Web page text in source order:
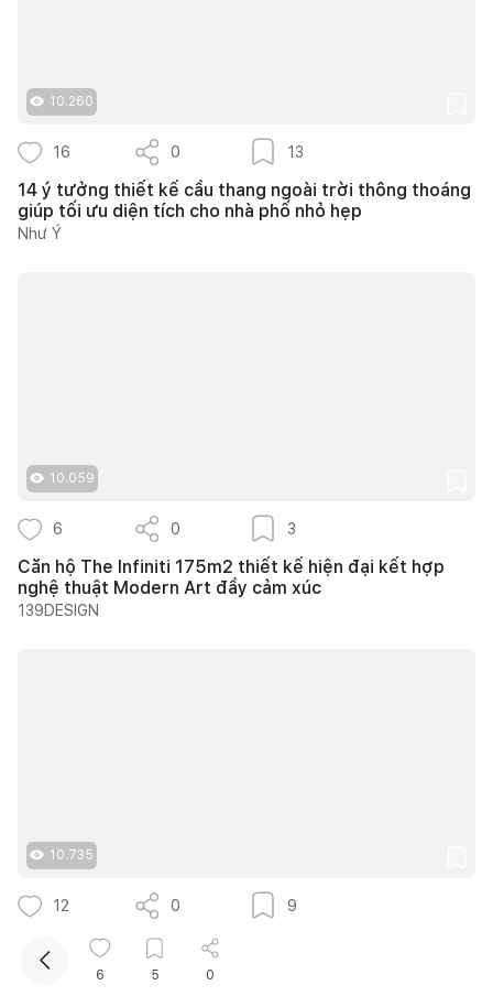
10.260
16 0 13
14 ý tưởng thiết kế cầu thang ngoài trời thông thoáng
giúp tối ưu diện tích cho nhà phố nhỏ hẹp
Như Ý
10.059
6 0 3
Căn hộ The Infiniti 175m2 thiết kế hiện đại kết hợp
nghệ thuật Modern Art đầy cảm xúc
139DESIGN
10.735
12 0 9
25 ý tưởng lựa chọn cây trồng lối đi sân vườn tạo
bóng mát quanh năm cho nhà phố
6 5 0